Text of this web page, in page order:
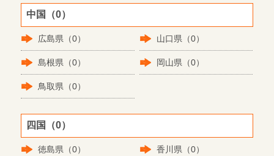
中国（0）
広島県（0） 山口県（0）
島根県（0） 岡山県（0）
鳥取県（0）
四国（0）
徳島県（0） 香川県（0）